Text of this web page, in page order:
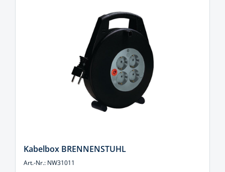
Kabelbox BRENNENSTUHL
Art.-Nr.: NW31011